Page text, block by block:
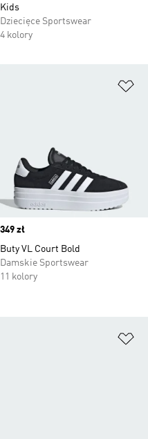
Kids
Dziecięce Sportswear
4 kolory
Price
349 zł
Buty VL Court Bold
Damskie Sportswear
11 kolory